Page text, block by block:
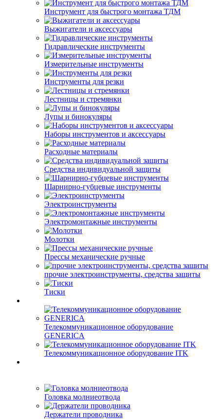
Инструмент для быстрого монтажа ТДМ
Выжигатели и аксессуары
Гидравлические инструменты
Измерительные инструменты
Инструменты для резки
Лестницы и стремянки
Лупы и бинокуляры
Наборы инструментов и аксессуары
Расходные материалы
Средства индивидуальной защиты
Шарнирно-губцевые инструменты
Электроинструменты
Электромонтажные инструменты
Молотки
Прессы механические ручные
прочие электроинструменты, средства защиты
Тиски
Телекоммуникационное оборудование
GENERICA
Телекоммуникационное оборудование ITK
Головка молниеотвода
Держатели проводника